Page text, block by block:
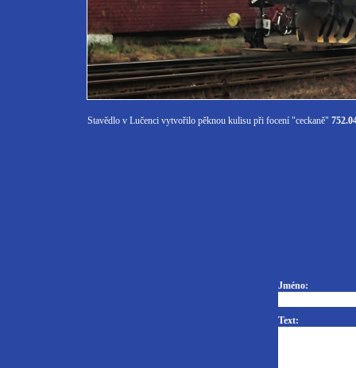
Stavědlo v Lučenci vytvořilo pěknou kulisu při focení "ceckaně"
Jméno:
Text: